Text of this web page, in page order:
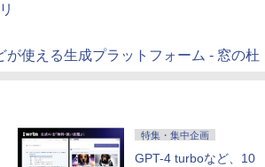
が使える生成プラットフォーム - 窓の杜
特集・集中企画
GPT-4 turboなど、10